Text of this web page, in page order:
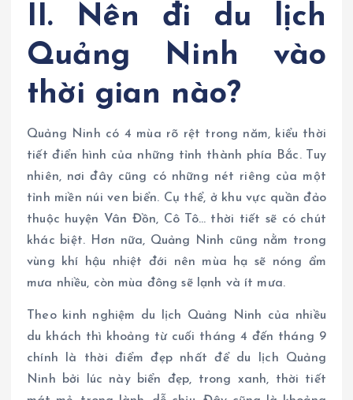
II. Nên đi du lịch
Quảng Ninh vào
thời gian nào?
Quảng Ninh có 4 mùa rõ rệt trong năm, kiểu thời
tiết điển hình của những tỉnh thành phía Bắc. Tuy
nhiên, nơi đây cũng có những nét riêng của một
tỉnh miền núi ven biển. Cụ thể, ở khu vực quần đảo
thuộc huyện Vân Đồn, Cô Tô… thời tiết sẽ có chút
khác biệt. Hơn nữa, Quảng Ninh cũng nằm trong
vùng khí hậu nhiệt đới nên mùa hạ sẽ nóng ẩm
mưa nhiều, còn mùa đông sẽ lạnh và ít mưa.
Theo kinh nghiệm du lịch Quảng Ninh của nhiều
du khách thì khoảng từ cuối tháng 4 đến tháng 9
chính là thời điểm đẹp nhất để du lịch Quảng
Ninh bởi lúc này biển đẹp, trong xanh, thời tiết